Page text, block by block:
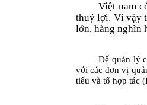
Việt nam
thuỷ lợi. Vì vậy
lớn, hàng nghìn
Để quản lý
với các đơn vị
tiêu và tổ hợp tác